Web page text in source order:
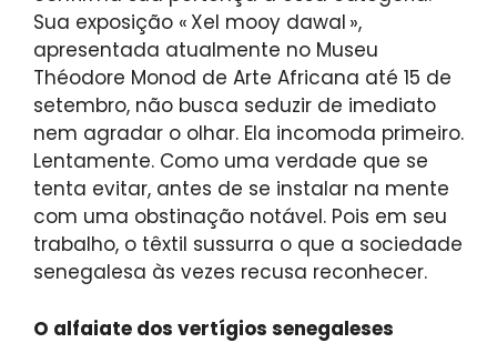
Sua exposição « Xel mooy dawal »,
apresentada atualmente no Museu
Théodore Monod de Arte Africana até 15 de
setembro, não busca seduzir de imediato
nem agradar o olhar. Ela incomoda primeiro.
Lentamente. Como uma verdade que se
tenta evitar, antes de se instalar na mente
com uma obstinação notável. Pois em seu
trabalho, o têxtil sussurra o que a sociedade
senegalesa às vezes recusa reconhecer.
O alfaiate dos vertígios senegaleses